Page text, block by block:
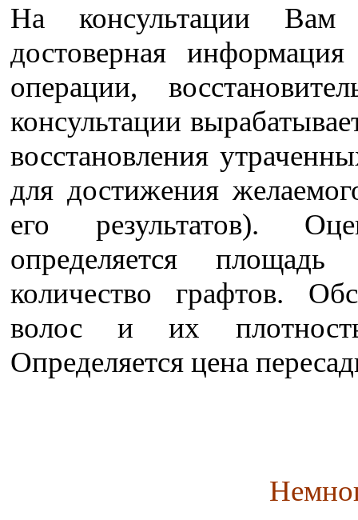
На консультации Вам
достоверная
операции,
консультации
восстановления
для достижения
его результатов).
определяется
количество графтов.
волос и их
Определяется цена